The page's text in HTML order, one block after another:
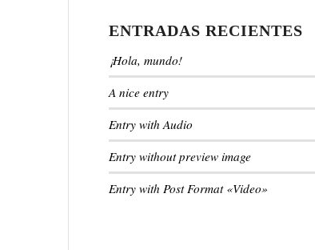
ENTRADAS RECIENTES
¡Hola, mundo!
A nice entry
Entry with Audio
Entry without preview image
Entry with Post Format «Video»